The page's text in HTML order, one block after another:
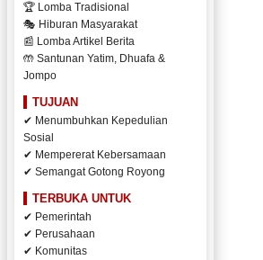
🏆 Lomba Tradisional
🎭 Hiburan Masyarakat
📰 Lomba Artikel Berita
🤲 Santunan Yatim, Dhuafa &
Jompo
TUJUAN
✔ Menumbuhkan Kepedulian
Sosial
✔ Mempererat Kebersamaan
✔ Semangat Gotong Royong
TERBUKA UNTUK
✔ Pemerintah
✔ Perusahaan
✔ Komunitas